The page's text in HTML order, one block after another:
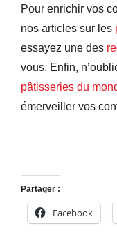
Pour enrichir vos
nos articles sur les
essayez une des
vous. Enfin,
pâtisseries du
émerveiller vos
Partager :
Facebook